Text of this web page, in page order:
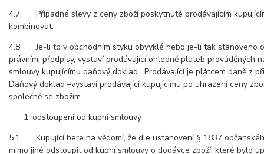
4.7. Případné slevy z ceny zboží poskytnuté prodávajícím
kombinovat.
4.8. Je-li to v obchodním styku obvyklé nebo je-li tak stanoveno
právními předpisy, vystaví prodávající ohledně plateb prováděných
smlouvy kupujícímu daňový doklad . Prodávající je plátcem daně z
Daňový doklad –vystaví prodávající kupujícímu po uhrazení ceny
společně se zbožím.
odstoupení od kupní smlouvy
5.1. Kupující bere na vědomí, že dle ustanovení § 1837
mimo jiné odstoupit od kupní smlouvy o dodávce zboží, které bylo